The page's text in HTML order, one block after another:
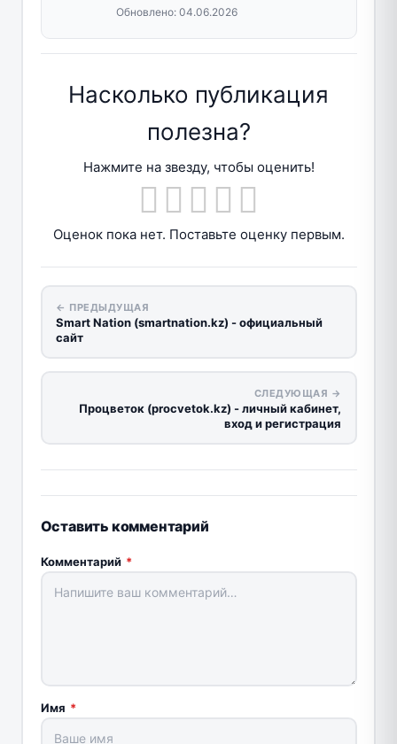
Обновлено: 04.06.2026
Насколько публикация
полезна?
Нажмите на звезду, чтобы оценить!
Оценок пока нет. Поставьте оценку первым.
← ПРЕДЫДУЩАЯ
Smart Nation (smartnation.kz) - официальный
сайт
СЛЕДУЮЩАЯ →
Процветок (procvetok.kz) - личный кабинет,
вход и регистрация
Оставить комментарий
Комментарий *
Имя *